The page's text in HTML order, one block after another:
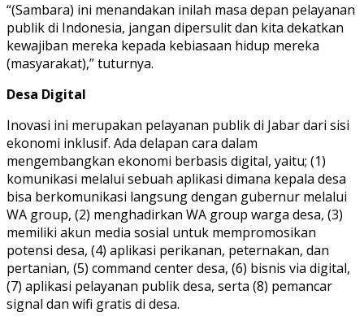
“(Sambara) ini menandakan inilah masa depan pelayanan
publik di Indonesia, jangan dipersulit dan kita dekatkan
kewajiban mereka kepada kebiasaan hidup mereka
(masyarakat),” tuturnya.
Desa Digital
Inovasi ini merupakan pelayanan publik di Jabar dari sisi
ekonomi inklusif. Ada delapan cara dalam
mengembangkan ekonomi berbasis digital, yaitu; (1)
komunikasi melalui sebuah aplikasi dimana kepala desa
bisa berkomunikasi langsung dengan gubernur melalui
WA group, (2) menghadirkan WA group warga desa, (3)
memiliki akun media sosial untuk mempromosikan
potensi desa, (4) aplikasi perikanan, peternakan, dan
pertanian, (5) command center desa, (6) bisnis via digital,
(7) aplikasi pelayanan publik desa, serta (8) pemancar
signal dan wifi gratis di desa.